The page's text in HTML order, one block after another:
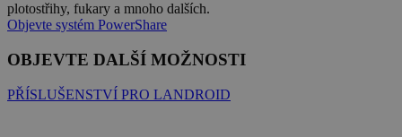
plotostřihy, fukary a mnoho dalších.
Objevte systém PowerShare
OBJEVTE DALŠÍ MOŽNOSTI
PŘÍSLUŠENSTVÍ PRO LANDROID